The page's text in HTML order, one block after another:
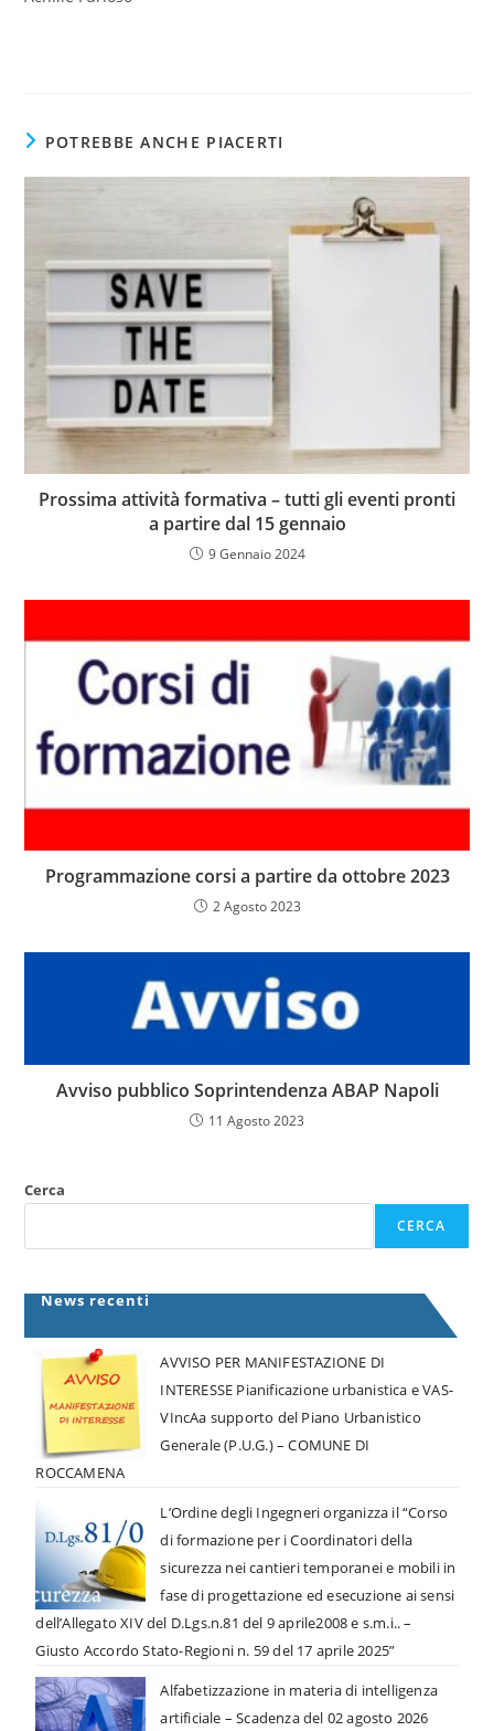
POTREBBE ANCHE PIACERTI
Prossima attività formativa – tutti gli eventi pronti
a partire dal 15 gennaio
9 Gennaio 2024
Programmazione corsi a partire da ottobre 2023
2 Agosto 2023
Avviso pubblico Soprintendenza ABAP Napoli
11 Agosto 2023
Cerca
CERCA
News recenti
AVVISO PER MANIFESTAZIONE DI
INTERESSE Pianificazione urbanistica e VAS-
VIncAa supporto del Piano Urbanistico
Generale (P.U.G.) – COMUNE DI
ROCCAMENA
L’Ordine degli Ingegneri organizza il “Corso
di formazione per i Coordinatori della
sicurezza nei cantieri temporanei e mobili in
fase di progettazione ed esecuzione ai sensi
dell’Allegato XIV del D.Lgs.n.81 del 9 aprile2008 e s.m.i.. –
Giusto Accordo Stato-Regioni n. 59 del 17 aprile 2025”
Alfabetizzazione in materia di intelligenza
artificiale – Scadenza del 02 agosto 2026